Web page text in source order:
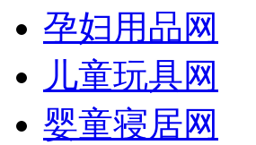
孕妇用品网
儿童玩具网
婴童寝居网